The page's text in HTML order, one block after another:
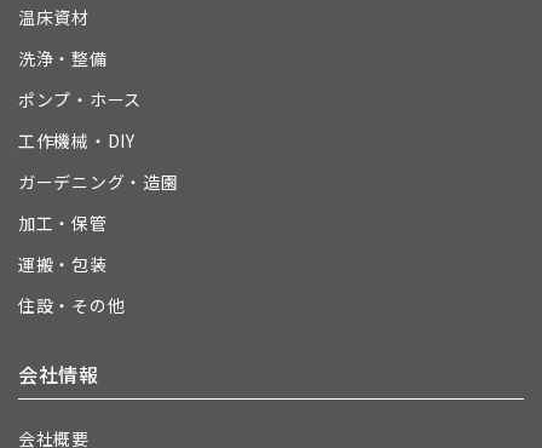
温床資材
洗浄・整備
ポンプ・ホース
工作機械・DIY
ガーデニング・造園
加工・保管
運搬・包装
住設・その他
会社情報
会社概要